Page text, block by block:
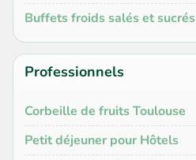
Buffets froids salés et sucrés
Professionnels
Corbeille de fruits Toulouse
Petit déjeuner pour Hôtels